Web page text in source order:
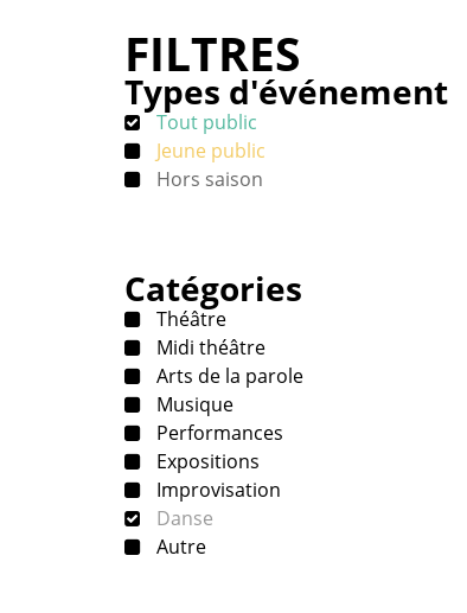
FILTRES
Types d'événement
Tout public
Jeune public
Hors saison
Catégories
Théâtre
Midi théâtre
Arts de la parole
Musique
Performances
Expositions
Improvisation
Danse
Autre